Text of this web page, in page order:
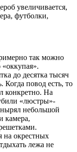
увеличивае­тся,
футболки,
так можно
«оккупая».
до десятка тысяч
Когда повод есть, то
конкретно. На
«люстры»-
небольшой
камера,
на окрестных
лежа не